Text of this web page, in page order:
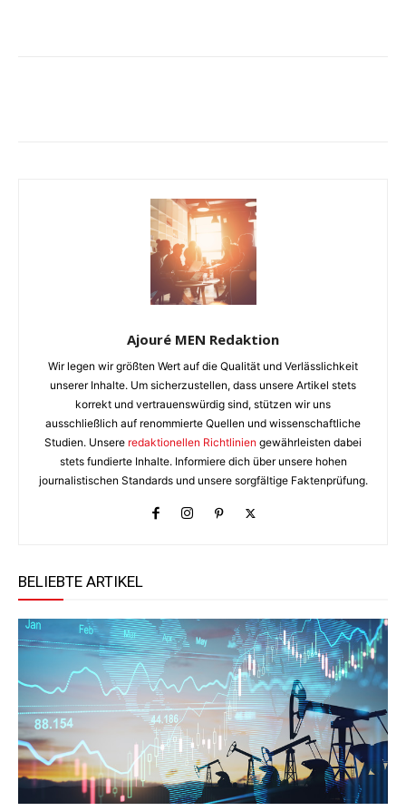
Ajouré MEN Redaktion
Wir legen wir größten Wert auf die Qualität und Verlässlichkeit
unserer Inhalte. Um sicherzustellen, dass unsere Artikel stets
korrekt und vertrauenswürdig sind, stützen wir uns
ausschließlich auf renommierte Quellen und wissenschaftliche
Studien. Unsere redaktionellen Richtlinien gewährleisten dabei
stets fundierte Inhalte. Informiere dich über unsere hohen
journalistischen Standards und unsere sorgfältige Faktenprüfung.
BELIEBTE ARTIKEL